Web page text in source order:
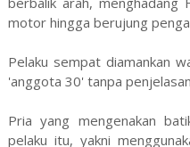
motor hingga berujung
Pelaku sempat diamankan
'anggota 30' tanpa
Pria yang mengenakan
pelaku itu, yakni